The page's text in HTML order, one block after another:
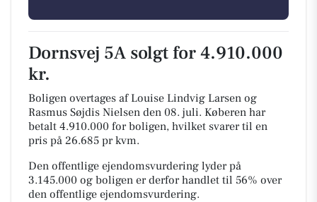
Dornsvej 5A solgt for 4.910.000
kr.
Boligen overtages af Louise Lindvig Larsen og
Rasmus Søjdis Nielsen den 08. juli. Køberen har
betalt 4.910.000 for boligen, hvilket svarer til en
pris på 26.685 pr kvm.
Den offentlige ejendomsvurdering lyder på
3.145.000 og boligen er derfor handlet til 56% over
den offentlige ejendomsvurdering.